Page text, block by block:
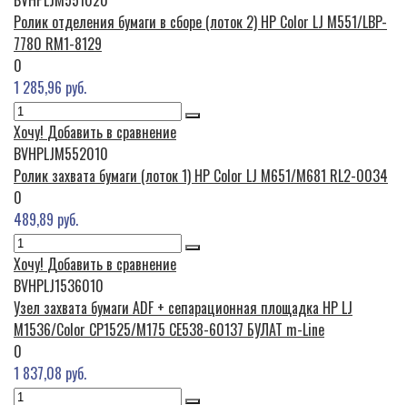
Ролик отделения бумаги в сборе (лоток 2) HP Color LJ M551/LBP-
7780 RM1-8129
0
1 285,96 руб.
Хочу! Добавить в сравнение
BVHPLJM552010
Ролик захвата бумаги (лоток 1) HP Color LJ M651/M681 RL2-0034
0
489,89 руб.
Хочу! Добавить в сравнение
BVHPLJ1536010
Узел захвата бумаги ADF + сепарационная площадка HP LJ
M1536/Color CP1525/M175 CE538-60137 БУЛАТ m-Line
0
1 837,08 руб.